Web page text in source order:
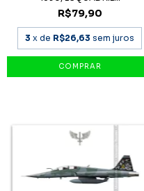
R$79,90
3 x de R$26,63 sem juros